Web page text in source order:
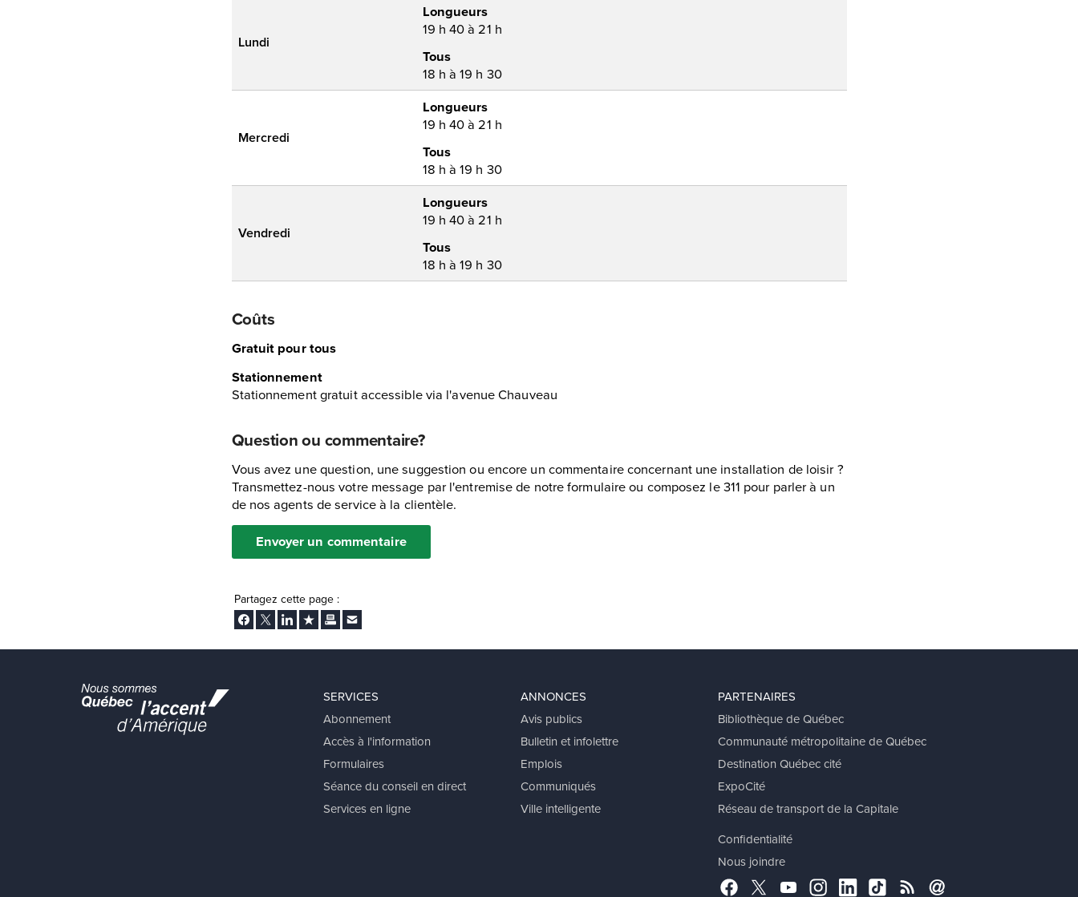
Lundi
Longueurs
19 h 40 à 21 h
Tous
18 h à 19 h 30
Mercredi
Longueurs
19 h 40 à 21 h
Tous
18 h à 19 h 30
Vendredi
Longueurs
19 h 40 à 21 h
Tous
18 h à 19 h 30
Coûts
Gratuit pour tous
Stationnement
Stationnement gratuit accessible via l'avenue Chauveau
Question ou commentaire?
Vous avez une question, une suggestion ou encore un commentaire concernant une installation de loisir ?
Transmettez-nous votre message par l'entremise de notre formulaire ou composez le 311 pour parler à un
de nos agents de service à la clientèle.
Envoyer un commentaire
Partagez cette page :
Facebook
TwitterLinkedInAjouter aux favoris
ImprimerEnvoyer Ã un ami
SERVICES
Abonnement
Accès à l'information
Formulaires
Séance du conseil en direct
Services en ligne
ANNONCES
Avis publics
Bulletin et infolettre
Emplois
Communiqués
Ville intelligente
PARTENAIRES
Bibliothèque de Québec
Communauté métropolitaine de Québec
Destination Québec cité
ExpoCité
Réseau de transport de la Capitale
Confidentialité
Nous joindre
FacebookTwitterYouTubeInstagramLinkedInTikTokRSS Abonnement